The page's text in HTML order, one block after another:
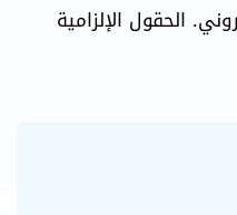
الحقول الإلزامية